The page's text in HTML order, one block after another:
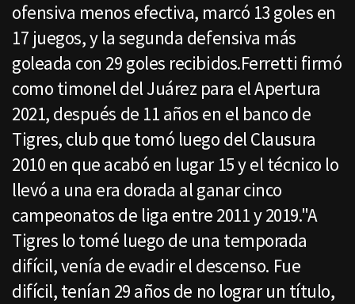
ofensiva menos efectiva, marcó 13 goles en
17 juegos, y la segunda defensiva más
goleada con 29 goles recibidos.Ferretti firmó
como timonel del Juárez para el Apertura
2021, después de 11 años en el banco de
Tigres, club que tomó luego del Clausura
2010 en que acabó en lugar 15 y el técnico lo
llevó a una era dorada al ganar cinco
campeonatos de liga entre 2011 y 2019."A
Tigres lo tomé luego de una temporada
difícil, venía de evadir el descenso. Fue
difícil, tenían 29 años de no lograr un título,